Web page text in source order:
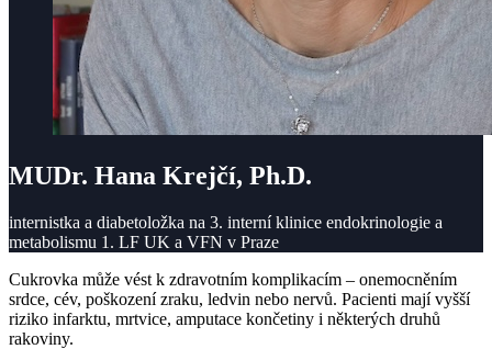
MUDr. Hana Krejčí, Ph.D.
internistka a diabetoložka na 3. interní klinice endokrinologie a
metabolismu 1. LF UK a VFN v Praze
Cukrovka může vést k zdravotním komplikacím – onemocněním
srdce, cév, poškození zraku, ledvin nebo nervů. Pacienti mají vyšší
riziko infarktu, mrtvice, amputace končetiny i některých druhů
rakoviny.